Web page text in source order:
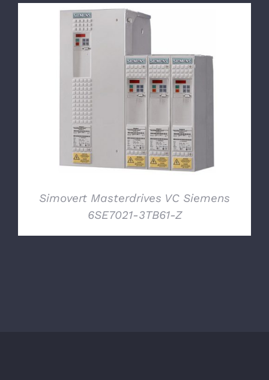
DETTAGLI
Simovert Masterdrives VC Siemens
6SE7021-3TB61-Z